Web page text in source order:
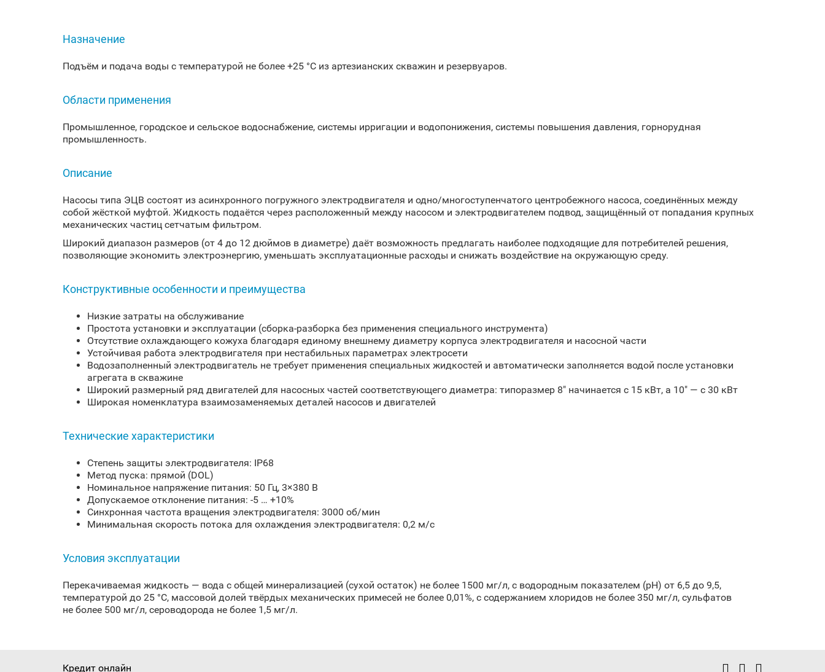
Назначение
Подъём и подача воды с температурой не более +25 °С из артезианских скважин и резервуаров.
Области применения
Промышленное, городское и сельское водоснабжение, системы ирригации и водопонижения, системы повышения давления, горнорудная
промышленность.
Описание
Насосы типа ЭЦВ состоят из асинхронного погружного электродвигателя и одно/многоступенчатого центробежного насоса, соединённых между
собой жёсткой муфтой. Жидкость подаётся через расположенный между насосом и электродвигателем подвод, защищённый от попадания крупных
механических частиц сетчатым фильтром.
Широкий диапазон размеров (от 4 до 12 дюймов в диаметре) даёт возможность предлагать наиболее подходящие для потребителей решения,
позволяющие экономить электроэнергию, уменьшать эксплуатационные расходы и снижать воздействие на окружающую среду.
Конструктивные особенности и преимущества
Низкие затраты на обслуживание
Простота установки и эксплуатации (сборка-разборка без применения специального инструмента)
Отсутствие охлаждающего кожуха благодаря единому внешнему диаметру корпуса электродвигателя и насосной части
Устойчивая работа электродвигателя при нестабильных параметрах электросети
Водозаполненный электродвигатель не требует применения специальных жидкостей и автоматически заполняется водой после установки
агрегата в скважине
Широкий размерный ряд двигателей для насосных частей соответствующего диаметра: типоразмер 8″ начинается с 15 кВт, а 10″ — с 30 кВт
Широкая номенклатура взаимозаменяемых деталей насосов и двигателей
Технические характеристики
Степень защиты электродвигателя: IP68
Метод пуска: прямой (DOL)
Номинальное напряжение питания: 50 Гц, 3×380 В
Допускаемое отклонение питания: -5 … +10%
Синхронная частота вращения электродвигателя: 3000 об/мин
Минимальная скорость потока для охлаждения электродвигателя: 0,2 м/с
Условия эксплуатации
Перекачиваемая жидкость — вода с общей минерализацией (сухой остаток) не более 1500 мг/л, с водородным показателем (рН) от 6,5 до 9,5,
температурой до 25 °C, массовой долей твёрдых механических примесей не более 0,01%, с содержанием хлоридов не более 350 мг/л, сульфатов
не более 500 мг/л, сероводорода не более 1,5 мг/л.
Кредит онлайн